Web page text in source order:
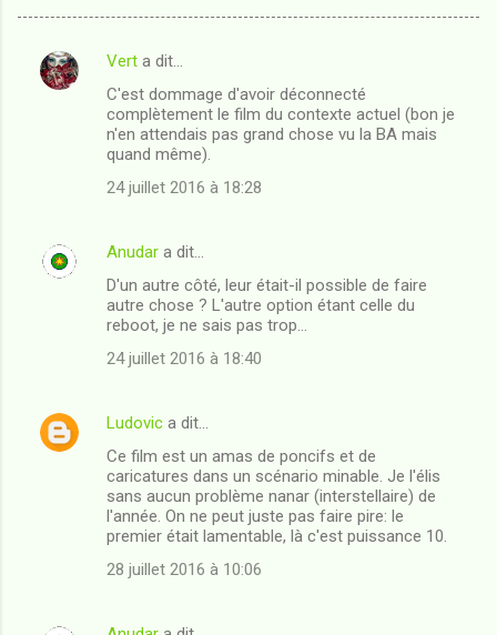
C
t
s
Vert a dit…
C'est dommage d'avoir déconnecté
complètement le film du contexte actuel (bon je
n'en attendais pas grand chose vu la BA mais
quand même).
24 juillet 2016 à 18:28
Anudar a dit…
D'un autre côté, leur était-il possible de faire
autre chose ? L'autre option étant celle du
reboot, je ne sais pas trop...
24 juillet 2016 à 18:40
Ludovic a dit…
Ce film est un amas de poncifs et de
caricatures dans un scénario minable. Je l'élis
sans aucun problème nanar (interstellaire) de
l'année. On ne peut juste pas faire pire: le
premier était lamentable, là c'est puissance 10.
28 juillet 2016 à 10:06